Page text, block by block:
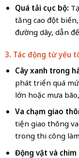
Quá tải cục bộ:
tăng cao đột
đường dây, dẫn
3. Tác động từ yếu
Cây xanh trong
phát triển quá
lớn hoặc mưa
Va chạm giao
tiện giao thông
trong thi công
Động vật và chim